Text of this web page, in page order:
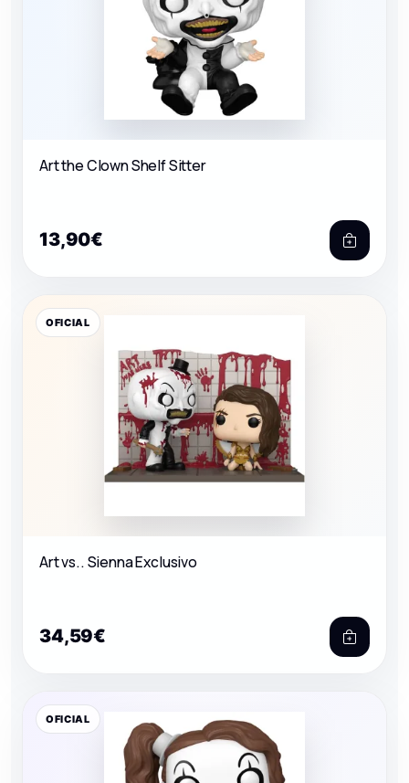
Art the Clown Shelf Sitter
13,90€
OFICIAL
Art vs.. Sienna Exclusivo
34,59€
OFICIAL